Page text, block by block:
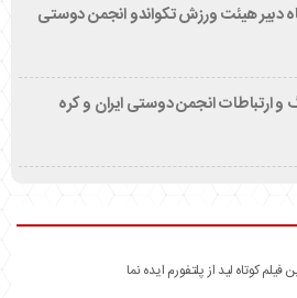
دبیر هیئت ورزش تکواندو انجمن دوستی
ارتباطات انجمن دوستی ایران و کره
فیلم کوتاه لید از پلتفورم ایده نما